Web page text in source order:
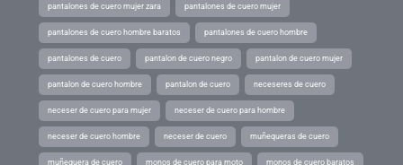
pantalones de cuero mujer zara pantalones de cuero mujer
pantalones de cuero hombre baratos pantalones de cuero hombre
pantalones de cuero pantalon de cuero negro pantalon de cuero mujer
pantalon de cuero hombre pantalon de cuero neceseres de cuero
neceser de cuero para mujer neceser de cuero para hombre
neceser de cuero hombre neceser de cuero muñequeras de cuero
muñequera de cuero monos de cuero para moto monos de cuero baratos